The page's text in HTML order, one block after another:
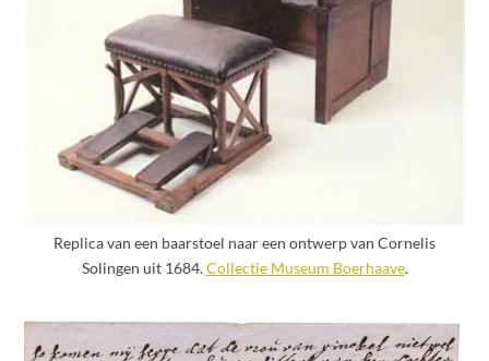
Replica van een baarstoel naar een ontwerp van Cornelis
Solingen uit 1684.Collectie Museum Boerhaave.